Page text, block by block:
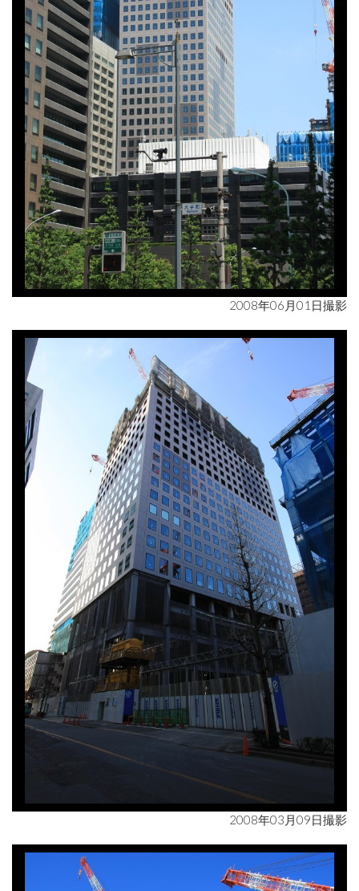
2008年06月01日撮影
2008年03月09日撮影